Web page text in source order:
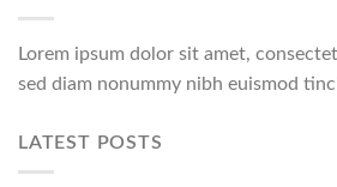
Lorem ipsum dolor sit amet,
sed diam nonummy nibh euismod
LATEST POSTS